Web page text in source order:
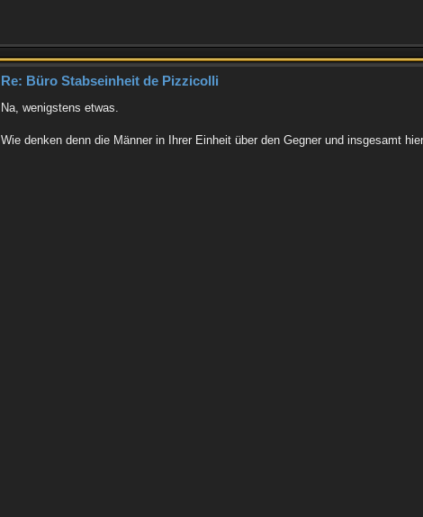
Re: Büro Stabseinheit de Pizzicolli
Na, wenigstens etwas.
Wie denken denn die Männer in Ihrer Einheit über den Gegner und insgesamt